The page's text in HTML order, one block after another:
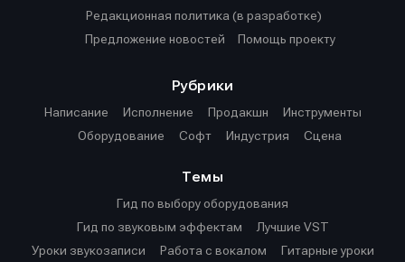
Редакционная политика (в разработке)
Предложение новостей
Помощь проекту
Рубрики
Написание
Исполнение Продакшн
Инструменты
Оборудование
Софт Индустрия Сцена
Темы
Гид по выбору оборудования
Гид по звуковым эффектам
Лучшие VST
Уроки звукозаписи
Работа с вокалом
Гитарные уроки